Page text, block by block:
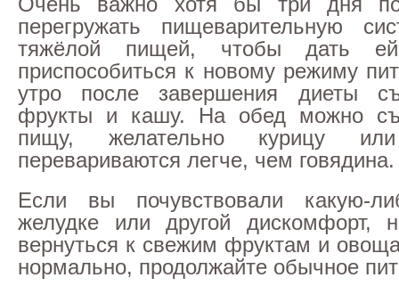
перегружать пищеварительную
тяжёлой пищей, чтобы дать ей
приспособиться к новому режиму
утро после завершения диеты
фрукты и кашу. На обед можно
пищу, желательно курицу
перевариваются легче, чем говядина.
Если вы почувствовали какую-
желудке или другой дискомфорт,
вернуться к свежим фруктам и
нормально, продолжайте обычное